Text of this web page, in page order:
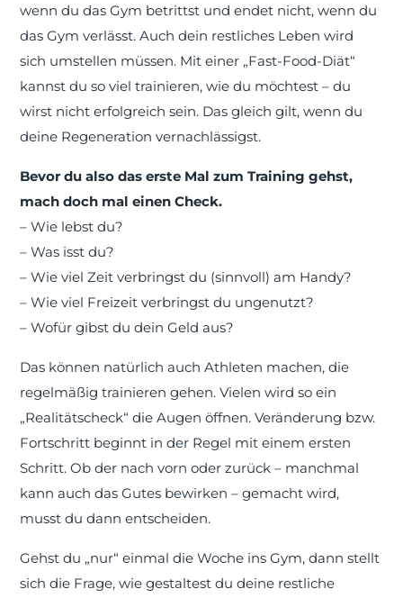
wenn du das Gym betrittst und endet nicht, wenn du
das Gym verlässt. Auch dein restliches Leben wird
sich umstellen müssen. Mit einer „Fast-Food-Diät“
kannst du so viel trainieren, wie du möchtest – du
wirst nicht erfolgreich sein. Das gleich gilt, wenn du
deine Regeneration vernachlässigst.
Bevor du also das erste Mal zum Training gehst,
mach doch mal einen Check.
– Wie lebst du?
– Was isst du?
– Wie viel Zeit verbringst du (sinnvoll) am Handy?
– Wie viel Freizeit verbringst du ungenutzt?
– Wofür gibst du dein Geld aus?
Das können natürlich auch Athleten machen, die
regelmäßig trainieren gehen. Vielen wird so ein
„Realitätscheck“ die Augen öffnen. Veränderung bzw.
Fortschritt beginnt in der Regel mit einem ersten
Schritt. Ob der nach vorn oder zurück – manchmal
kann auch das Gutes bewirken – gemacht wird,
musst du dann entscheiden.
Gehst du „nur“ einmal die Woche ins Gym, dann stellt
sich die Frage, wie gestaltest du deine restliche